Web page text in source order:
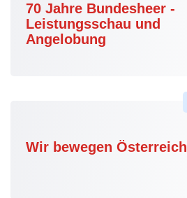
70 Jahre Bundesheer -
Leistungsschau und
Angelobung
Wir bewegen Österreich